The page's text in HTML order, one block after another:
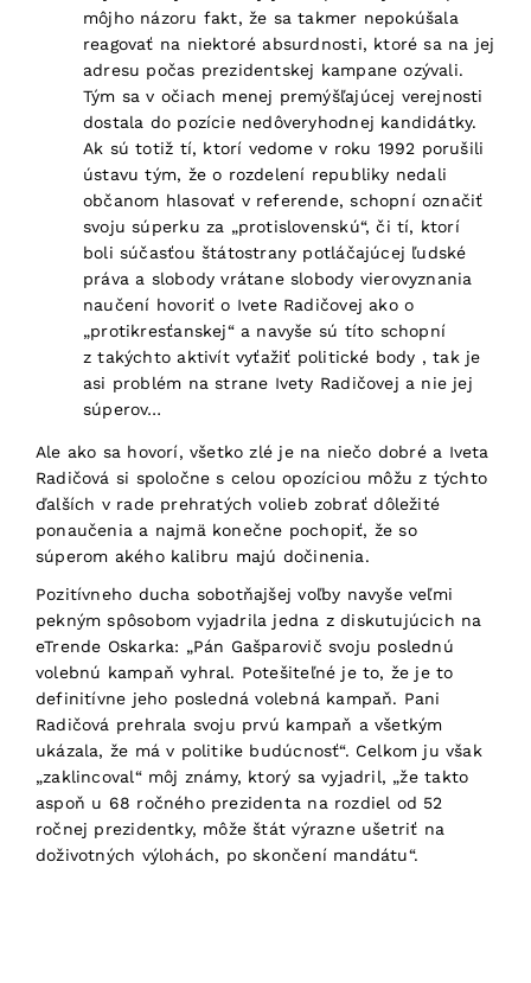
môjho názoru fakt, že sa takmer nepokúšala
reagovať na niektoré absurdnosti, ktoré sa na jej
adresu počas prezidentskej kampane ozývali.
Tým sa v očiach menej premýšľajúcej verejnosti
dostala do pozície nedôveryhodnej kandidátky.
Ak sú totiž tí, ktorí vedome v roku 1992 porušili
ústavu tým, že o rozdelení republiky nedali
občanom hlasovať v referende, schopní označiť
svoju súperku za „protislovenskú“, či tí, ktorí
boli súčasťou štátostrany potláčajúcej ľudské
práva a slobody vrátane slobody vierovyznania
naučení hovoriť o Ivete Radičovej ako o
„protikresťanskej“ a navyše sú títo schopní
z takýchto aktivít vyťažiť politické body , tak je
asi problém na strane Ivety Radičovej a nie jej
súperov…
Ale ako sa hovorí, všetko zlé je na niečo dobré a Iveta
Radičová si spoločne s celou opozíciou môžu z týchto
ďalších v rade prehratých volieb zobrať dôležité
ponaučenia a najmä konečne pochopiť, že so
súperom akého kalibru majú dočinenia.
Pozitívneho ducha sobotňajšej voľby navyše veľmi
pekným spôsobom vyjadrila jedna z diskutujúcich na
eTrende Oskarka: „Pán Gašparovič svoju poslednú
volebnú kampaň vyhral. Potešiteľné je to, že je to
definitívne jeho posledná volebná kampaň. Pani
Radičová prehrala svoju prvú kampaň a všetkým
ukázala, že má v politike budúcnosť“. Celkom ju však
„zaklincoval“ môj známy, ktorý sa vyjadril, „že takto
aspoň u 68 ročného prezidenta na rozdiel od 52
ročnej prezidentky, môže štát výrazne ušetriť na
doživotných výlohách, po skončení mandátu“.